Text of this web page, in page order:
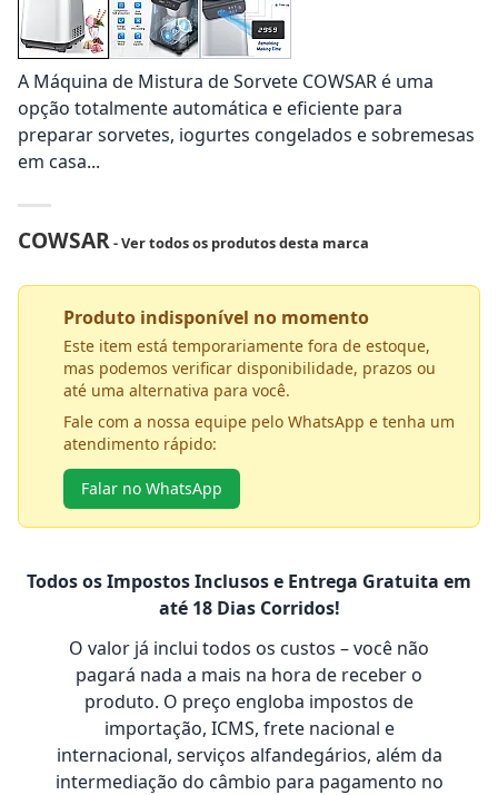
A Máquina de Mistura de Sorvete COWSAR é uma
opção totalmente automática e eficiente para
preparar sorvetes, iogurtes congelados e sobremesas
em casa...
COWSAR- Ver todos os produtos desta marca
Produto indisponível no momento
Este item está temporariamente fora de estoque,
mas podemos verificar disponibilidade, prazos ou
até uma alternativa para você.
Fale com a nossa equipe pelo WhatsApp e tenha um
atendimento rápido:
Falar no WhatsApp
Todos os Impostos Inclusos e Entrega Gratuita em
até 18 Dias Corridos!
O valor já inclui todos os custos – você não
pagará nada a mais na hora de receber o
produto. O preço engloba impostos de
importação, ICMS, frete nacional e
internacional, serviços alfandegários, além da
intermediação do câmbio para pagamento no